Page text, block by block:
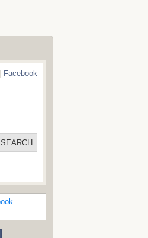
Facebook